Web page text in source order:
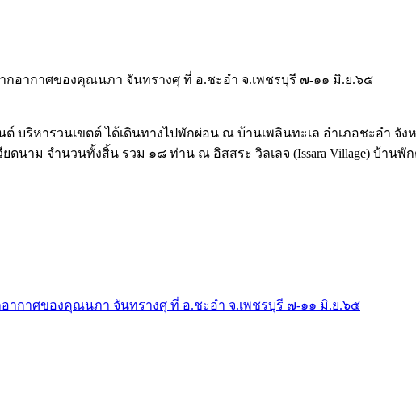
ริหารวนเขตต์ ได้เดินทางไปพักผ่อน ณ บ้านเพลินทะเล อำเภอชะอำ จัง
นาม จำนวนทั้งสิ้น รวม ๑๘ ท่าน ณ อิสสระ วิลเลจ (Issara Village) บ้าน
กาศของคุณนภา จันทรางศุ ที่ อ.ชะอำ จ.เพชรบุรี ๗-๑๑ มิ.ย.๖๕